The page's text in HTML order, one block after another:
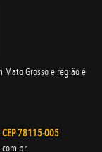
Mato Grosso e região é
CEP 78115-005